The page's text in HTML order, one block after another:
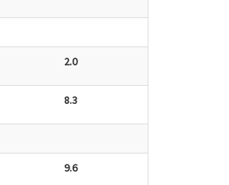
2.0
8.3
9.6